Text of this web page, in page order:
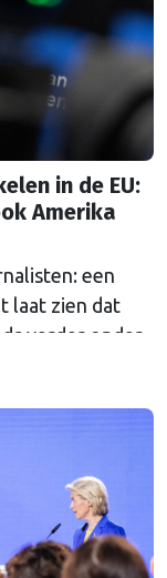
in de EU:
Amerika
een
laat zien dat
verder onder
wie die